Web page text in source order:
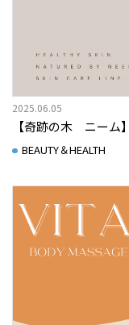
2025.06.05
【奇跡の木 ニーム】
BEAUTY＆HEALTH